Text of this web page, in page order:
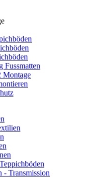
Fussmatten
Montage
Transmission